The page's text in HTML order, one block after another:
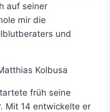
auf seiner
mir die
und
Kolbusa
früh seine
Mit 14 entwickelte er